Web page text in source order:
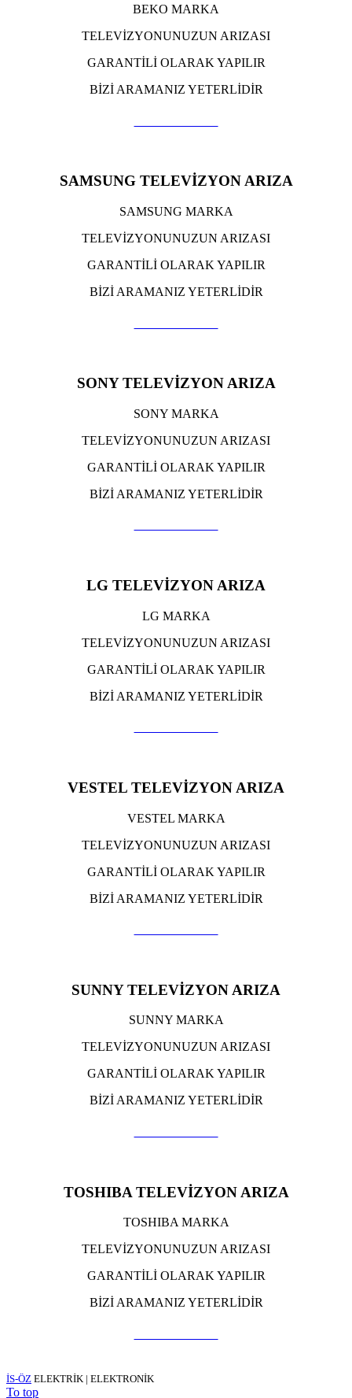
BEKO MARKA
TELEVİZYONUNUZUN ARIZASI
GARANTİLİ OLARAK YAPILIR
BİZİ ARAMANIZ YETERLİDİR
SAMSUNG TELEVİZYON ARIZA
SAMSUNG MARKA
TELEVİZYONUNUZUN ARIZASI
GARANTİLİ OLARAK YAPILIR
BİZİ ARAMANIZ YETERLİDİR
SONY TELEVİZYON ARIZA
SONY MARKA
TELEVİZYONUNUZUN ARIZASI
GARANTİLİ OLARAK YAPILIR
BİZİ ARAMANIZ YETERLİDİR
LG TELEVİZYON ARIZA
LG MARKA
TELEVİZYONUNUZUN ARIZASI
GARANTİLİ OLARAK YAPILIR
BİZİ ARAMANIZ YETERLİDİR
VESTEL TELEVİZYON ARIZA
VESTEL MARKA
TELEVİZYONUNUZUN ARIZASI
GARANTİLİ OLARAK YAPILIR
BİZİ ARAMANIZ YETERLİDİR
SUNNY TELEVİZYON ARIZA
SUNNY MARKA
TELEVİZYONUNUZUN ARIZASI
GARANTİLİ OLARAK YAPILIR
BİZİ ARAMANIZ YETERLİDİR
TOSHIBA TELEVİZYON ARIZA
TOSHIBA MARKA
TELEVİZYONUNUZUN ARIZASI
GARANTİLİ OLARAK YAPILIR
BİZİ ARAMANIZ YETERLİDİR
İS-ÖZ ELEKTRİK | ELEKTRONİK
To top